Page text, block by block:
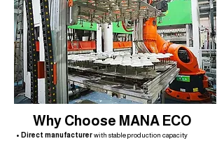
Why Choose MANA ECO
• Direct manufacturerwith stable production capacity